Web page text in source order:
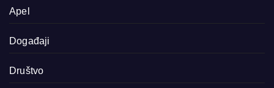
Apel
Događaji
Društvo